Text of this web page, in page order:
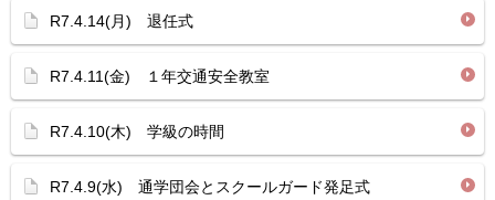
R7.4.14(月) 退任式
R7.4.11(金) １年交通安全教室
R7.4.10(木) 学級の時間
R7.4.9(水) 通学団会とスクールガード発足式